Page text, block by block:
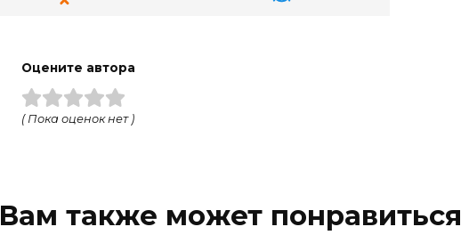
Оцените автора
( Пока оценок нет )
Вам также может понравиться